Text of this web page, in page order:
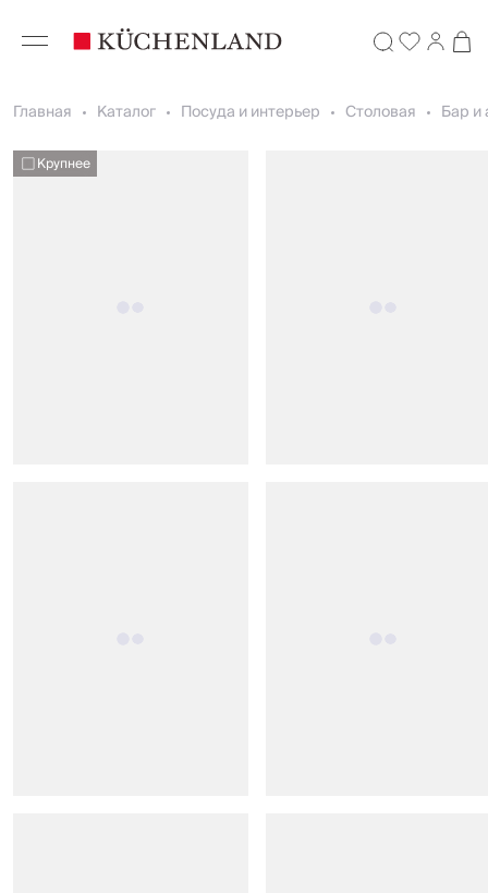
Главная Каталог Посуда и интерьер Столовая Бар и
Крупнее